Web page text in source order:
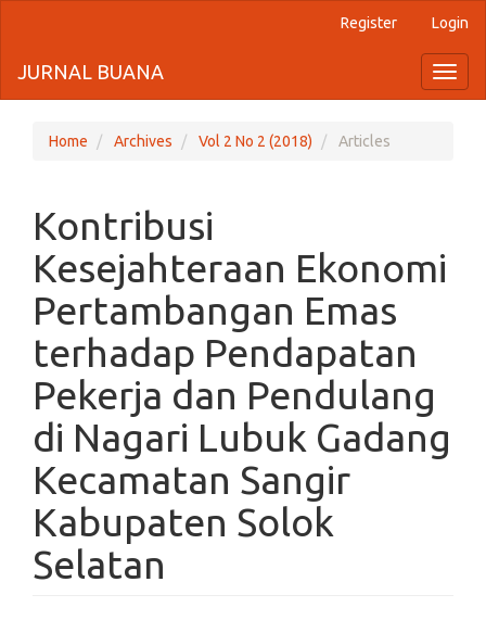
jump
to
page
Main
Navigation
Main
Content
Sidebar
Register Login
JURNAL BUANA
Home Archives Vol 2 No 2 (2018) Articles
Kontribusi
Kesejahteraan Ekonomi
Pertambangan Emas
terhadap Pendapatan
Pekerja dan Pendulang
di Nagari Lubuk Gadang
Kecamatan Sangir
Kabupaten Solok
Selatan